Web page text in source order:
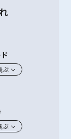
ぶ
ぶ